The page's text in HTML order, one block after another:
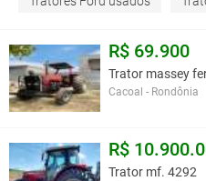
R$ 69.900
Trator massey
Cacoal - Rondônia
R$
Trator mf. 4292